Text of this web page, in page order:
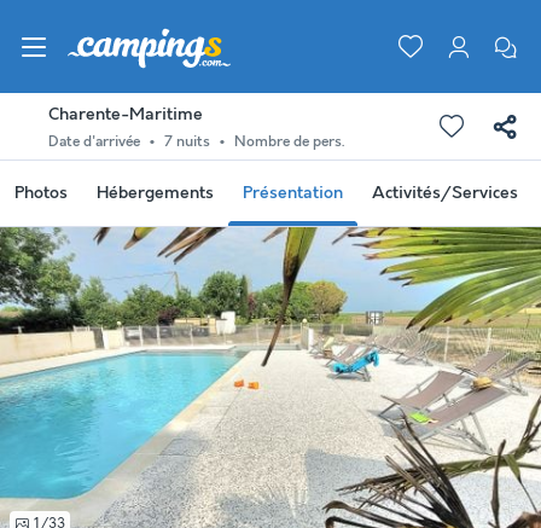
Charente-Maritime
Date d'arrivée 7 nuits Nombre de pers.
Photos Hébergements Présentation Activités/Services
1/33